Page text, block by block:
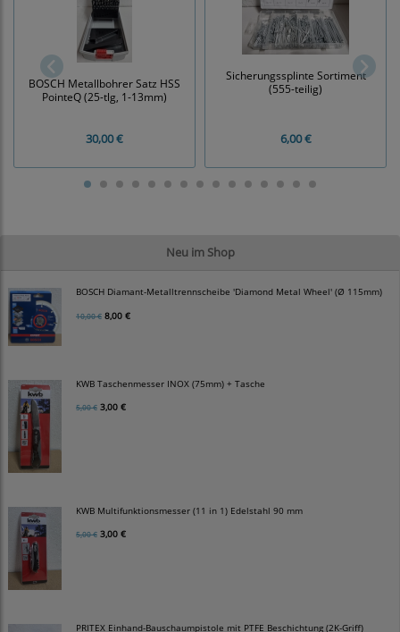
Neu im Shop
BOSCH Diamant-Metalltrennscheibe 'Diamond Metal Wheel' (Ø 115mm)
10,00 € 8,00 €
KWB Taschenmesser INOX (75mm) + Tasche
5,00 € 3,00 €
KWB Multifunktionsmesser (11 in 1) Edelstahl 90 mm
5,00 € 3,00 €
PRITEX Einhand-Bauschaumpistole mit PTFE Beschichtung (2K-Griff)
BOSCH Metallbohrer Satz HSS
PointeQ (25-tlg, 1-13mm)
30,00 €
Sicherungssplinte Sortiment
(555-teilig)
6,00 €